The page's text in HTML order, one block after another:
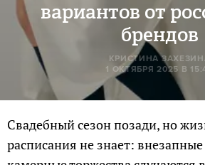
вариантов от
брендов
КРИСТИНА
1 ОКТЯБРЯ 2025 В
Свадебный сезон позади, но
расписания не знает: